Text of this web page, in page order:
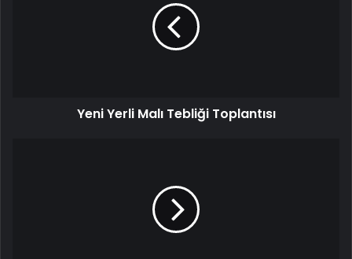
Yeni Yerli Malı Tebliği Toplantısı